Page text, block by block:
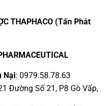
THAPHACO (Tấn Phát
Nại: 0979.58.78.63
Đường Số 21, P8 Gò Vấp,